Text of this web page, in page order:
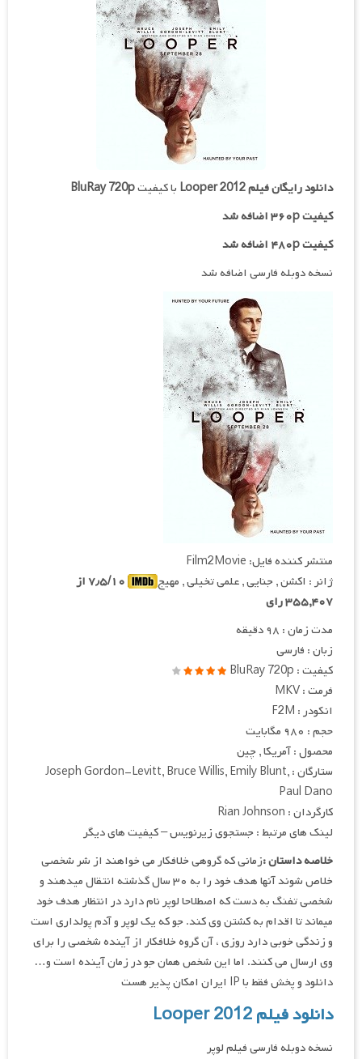
دانلود رایگان فیلمLooper 2012 با کیفیتBluRay 720p
کیفیت ۳۶۰p اضافه شد
کیفیت ۴۸۰p اضافه شد
نسخه دوبله فارسی اضافه شد
منتشر کننده فایل: Film2Movie
ژانر : اکشن , جنایی , علمی تخیلی , مهیج
۷٫۵/۱۰ از
۳۵۵,۴۰۷ رای
مدت زمان : ۹۸ دقیقه
زبان : فارسی
کیفیت : BluRay 720p
فرمت : MKV
انکودر : F2M
حجم : ۹۸۰ مگابایت
محصول : آمریکا , چین
ستارگان : Joseph Gordon-Levitt, Bruce Willis, Emily Blunt,
Paul Dano
کارگردان : Rian Johnson
لینک های مرتبط : جستجوی زیرنویس – کیفیت های دیگر
خلاصه داستان :زمانی که گروهی خلافکار می خواهند از شر شخصی
خلاص شوند آنها هدف خود را به ۳۰ سال گذشته انتقال میدهند و
شخصی تفنگ به دست که اصطلاحا لوپر نام دارد در انتظار هدف خود
میماند تا اقدام به کشتن وی کند. جو که یک لوپر و آدم پولداری است
و زندگی خوبی دارد روزی ، آن گروه خلافکار از آینده شخصی را برای
وی ارسال می کنند. اما این شخص همان جو در زمان آینده است و…
دانلود و پخش فقط با IP ایران امکان پذیر هست
دانلود فیلم Looper 2012
نسخه دوبله فارسی فیلم لوپر